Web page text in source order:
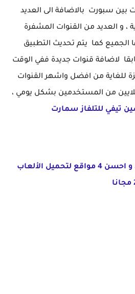
سبورت بالاضافة الى العديد
، و العديد من القنوات المشفرة
الجميع كما يتم تحديث التطبيق
لاضافة قنوات جديدة ففي الوقت
للغاية من افضل واشهر القنوات
من المستخدمين بشكل يومي ،
تيفي للتلفاز سمارت
افضل و احسن 4 مواقع لتحميل الألعاب